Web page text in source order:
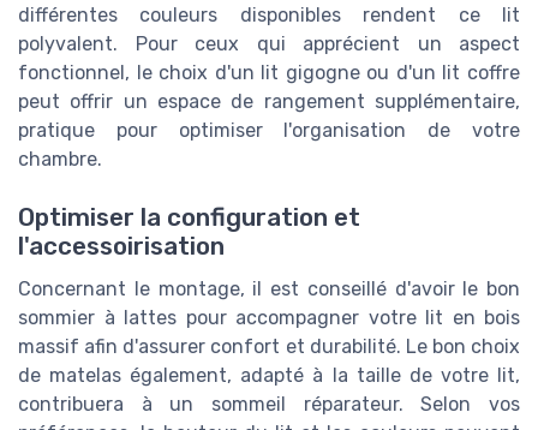
différentes couleurs disponibles rendent ce lit
polyvalent. Pour ceux qui apprécient un aspect
fonctionnel, le choix d'un lit gigogne ou d'un lit coffre
peut offrir un espace de rangement supplémentaire,
pratique pour optimiser l'organisation de votre
chambre.
Optimiser la configuration et
l'accessoirisation
Concernant le montage, il est conseillé d'avoir le bon
sommier à lattes pour accompagner votre lit en bois
massif afin d'assurer confort et durabilité. Le bon choix
de matelas également, adapté à la taille de votre lit,
contribuera à un sommeil réparateur. Selon vos